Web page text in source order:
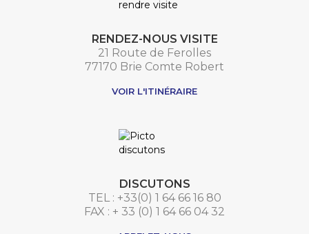
RENDEZ-NOUS VISITE
21 Route de Ferolles
77170 Brie Comte Robert
VOIR L'ITINÉRAIRE
DISCUTONS
TEL : +33(0) 1 64 66 16 80
FAX : + 33 (0) 1 64 66 04 32